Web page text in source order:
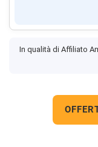
In qualità di Affiliato